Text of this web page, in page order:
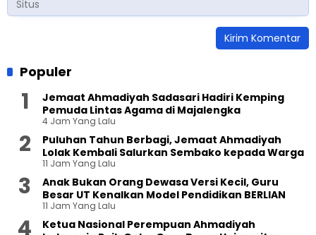
Populer
Jemaat Ahmadiyah Sadasari Hadiri Kemping
Pemuda Lintas Agama di Majalengka
4 Jam Yang Lalu
Puluhan Tahun Berbagi, Jemaat Ahmadiyah
Lolak Kembali Salurkan Sembako kepada Warga
11 Jam Yang Lalu
Anak Bukan Orang Dewasa Versi Kecil, Guru
Besar UT Kenalkan Model Pendidikan BERLIAN
11 Jam Yang Lalu
Ketua Nasional Perempuan Ahmadiyah